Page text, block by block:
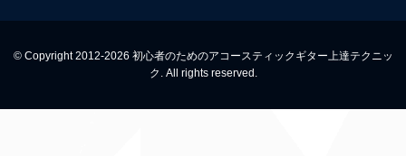
© Copyright 2012-2026 初心者のためのアコースティックギター上達テクニッ
ク. All rights reserved.